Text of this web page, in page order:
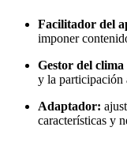
Facilitador del
imponer
Gestor del
y la participación
Adaptador:
características y